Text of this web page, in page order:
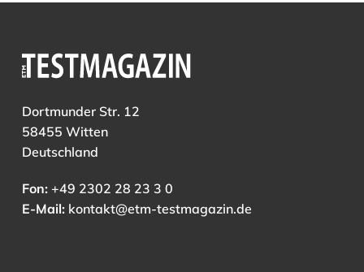
Dortmunder Str. 12
58455 Witten
Deutschland
Fon:+49 2302 28 23 3 0
E-Mail: kontakt@etm-testmagazin.de